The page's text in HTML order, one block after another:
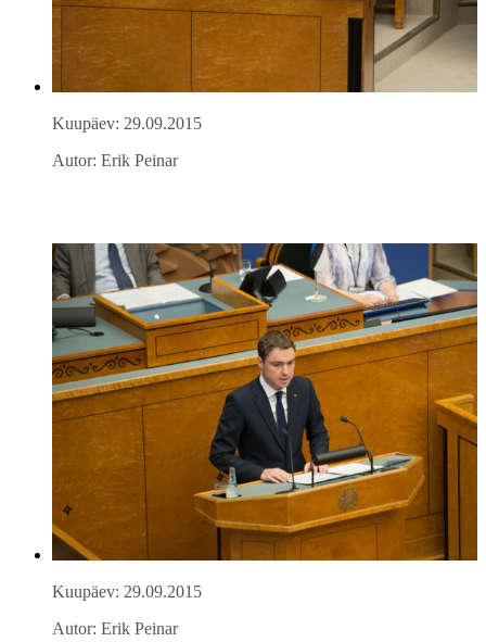
Kuupäev: 29.09.2015
Autor: Erik Peinar
Kuupäev: 29.09.2015
Autor: Erik Peinar